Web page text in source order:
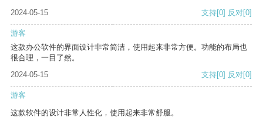
2024-05-15 支持[0] 反对[0]
游客
这款办公软件的界面设计非常简洁，使用起来非常方便。功能的布局也
很合理，一目了然。
2024-05-15
支持[0] 反对[0]
游客
这款软件的设计非常人性化，使用起来非常舒服。